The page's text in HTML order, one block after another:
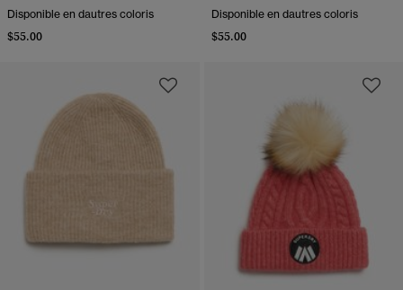
Disponible en dautres coloris
$55.00
Disponible en dautres coloris
$55.00